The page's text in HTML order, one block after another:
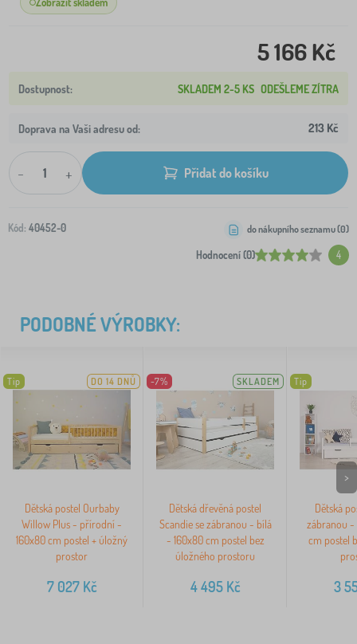
5 166 Kč
SKLADEM 2-5 KS ODEŠLEME ZÍTRA
Doprava na Vaši adresu od: 213 Kč
- + Přidat do košíku
Kód: 40452-0
Hodnocení (0) 4
do nákupního seznamu (0)
PODOBNÉ VÝROBKY:
Tip DO 14 DNŮ
Dětská postel Ourbaby
Willow Plus - přírodní -
160x80 cm postel + úložný
prostor
7 027Kč
-7% SKLADEM
Dětská dřevěná postel
Scandie se zábranou - bílá
- 160x80 cm postel bez
úložného prostoru
4 495Kč
Tip
Dětská
zábranou -
cm postel
3
>